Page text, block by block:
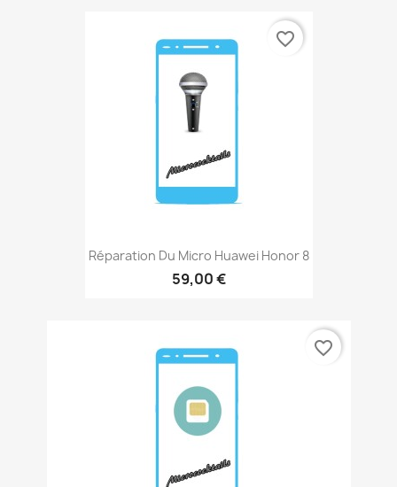
Réparation Du Micro Huawei Honor 8
59,00 €
favorite_border
favorite_border